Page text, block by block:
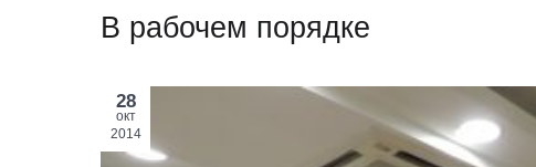
В рабочем порядке
28
окт
2014